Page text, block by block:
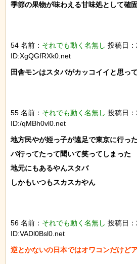
季節の果物が味わえる甘味処として確
54 名前： それでも動く名無し 投稿日
ID:XgQGfRXk0.net
田舎モンはスタバがカッコイイと思っ
55 名前： それでも動く名無し 投稿日
ID:/qMBh0vl0.net
地方民やが姪っ子が遠足で東京に行っ
バ行ってたって聞いて笑ってしまった
地元にもあるやんスタバ
しかもいつもスカスカやん
56 名前： それでも動く名無し 投稿日
ID:VADl0Bsl0.net
逆とかないの日本ではオワコンだけど